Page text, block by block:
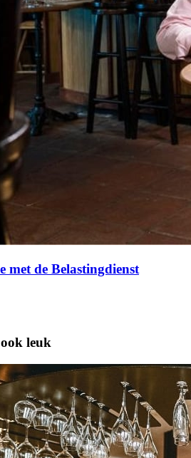
met de Belastingdienst
leuk